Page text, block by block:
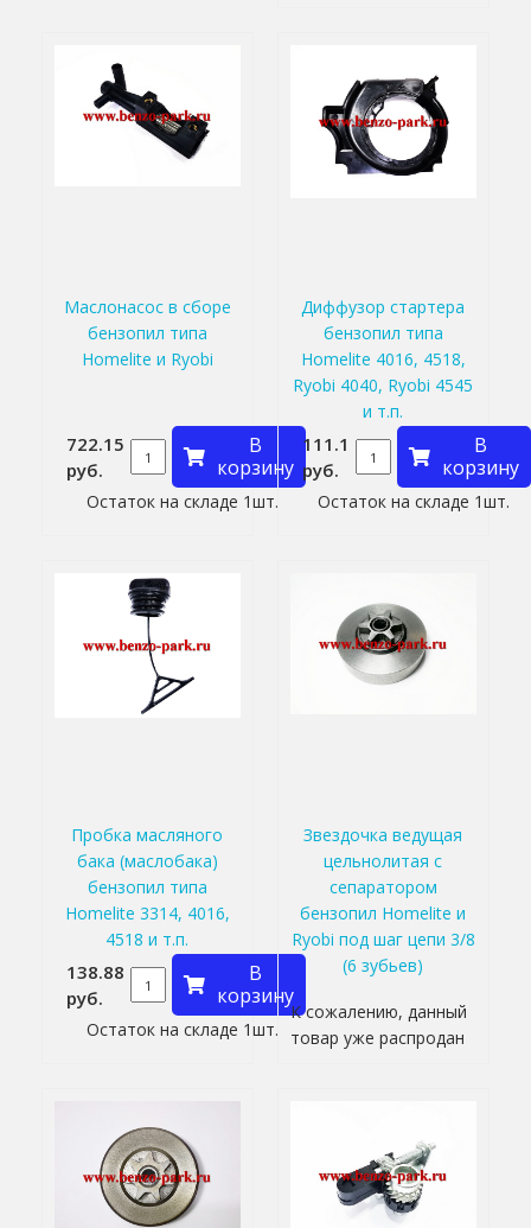
Маслонасос в сборе
бензопил типа
Homelite и Ryobi
722.15
руб.
В
корзину
Остаток на складе 1шт.
Диффузор стартера
бензопил типа
Homelite 4016, 4518,
Ryobi 4040, Ryobi 4545
и т.п.
111.1
руб.
В
корзину
Остаток на складе 1шт.
Пробка масляного
бака (маслобака)
бензопил типа
Homelite 3314, 4016,
4518 и т.п.
138.88
руб.
В
корзину
Остаток на складе 1шт.
Звездочка ведущая
цельнолитая с
сепаратором
бензопил Homelite и
Ryobi под шаг цепи 3/8
(6 зубьев)
К сожалению, данный
товар уже распродан